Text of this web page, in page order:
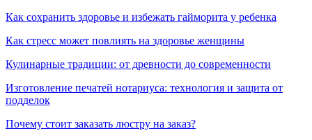
Как сохранить здоровье и избежать гайморита у ребенка
Как стресс может повлиять на здоровье женщины
Кулинарные традиции: от древности до современности
Изготовление печатей нотариуса: технология и защита от
подделок
Почему стоит заказать люстру на заказ?